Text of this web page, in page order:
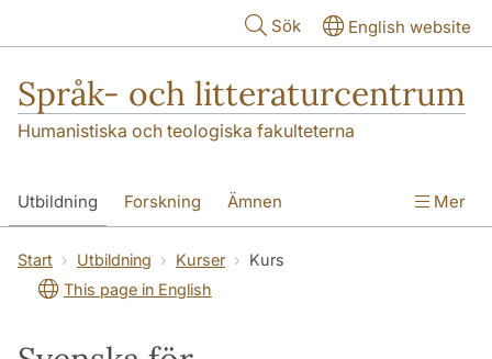
Sök English website
Språk- och litteraturcentrum
Humanistiska och teologiska fakulteterna
Utbildning Forskning Ämnen
SOL-husen Kontakt Institutionen
översättning till svenska
Mer
Start Utbildning Kurser
Kurs
This page in English